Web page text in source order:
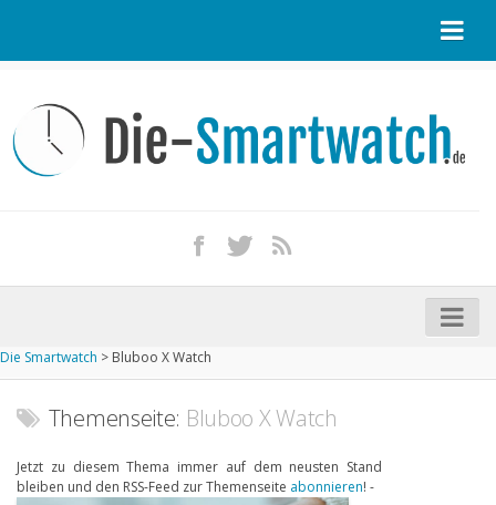
Kontakt / Tipp geben
Impressum
iPhone kaufen
Startseite
Aktuelle Smartwatches im Test
Marken und Modelle
Die Smartwatch > Bluboo X Watch
Themenseite: Bluboo X Watch
Jetzt zu diesem Thema immer auf dem neusten Stand
bleiben und den RSS-Feed zur Themenseite abonnieren! -